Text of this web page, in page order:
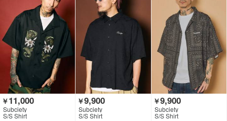
￥11,000
Subciety
S/S Shirt
￥9,900
Subciety
S/S Shirt
￥9,900
Subciety
S/S Shirt